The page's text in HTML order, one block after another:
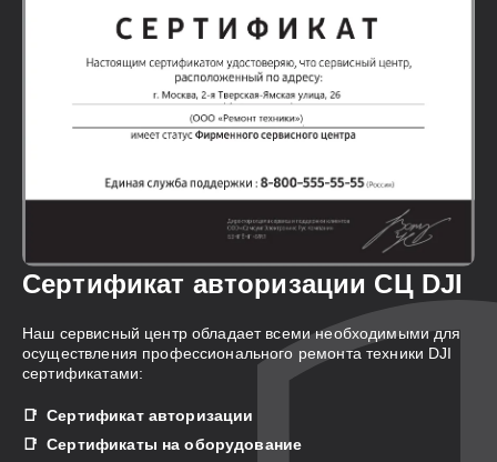
Сертификат авторизации СЦ DJI
Наш сервисный центр обладает всеми необходимыми для
осуществления профессионального ремонта техники DJI
сертификатами:
Сертификат авторизации
Сертификаты на оборудование